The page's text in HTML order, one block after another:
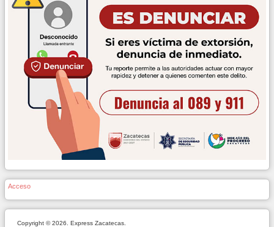
Acceso
Copyright © 2026. Express Zacatecas.